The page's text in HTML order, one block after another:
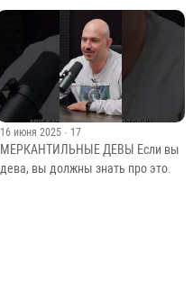
16 июня 2025 · 17
МЕРКАНТИЛЬНЫЕ ДЕВЫ Если вы
дева, вы должны знать про это.